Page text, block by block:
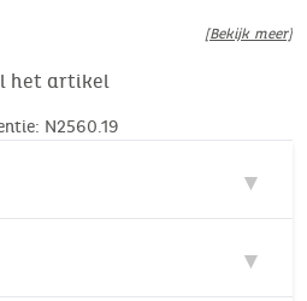
[Bekijk meer]
het artikel
N2560.19